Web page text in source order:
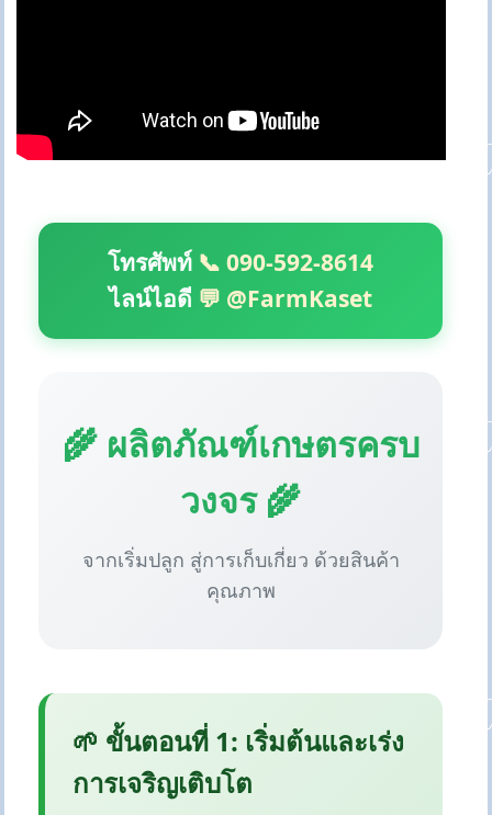
โทรศัพท์ 📞 090-592-8614
ไลน์ไอดี 💬 @FarmKaset
🌾 ผลิตภัณฑ์เกษตรครบ
วงจร 🌾
จากเริ่มปลูก สู่การเก็บเกี่ยว ด้วยสินค้า
คุณภาพ
🌱 ขั้นตอนที่ 1: เริ่มต้นและเร่ง
การเจริญเติบโต